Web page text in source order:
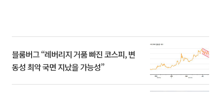
블룸버그 “레버리지 거품 빠진 코스피, 변
동성 최악 국면 지났을 가능성”